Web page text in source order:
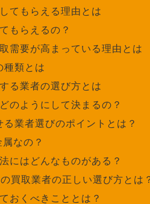
てもらえる理由とは
もらえるの？
需要が高まっている理由とは
種類とは
る業者の選び方とは
のようにして決まるの？
業者選びのポイントとは？
なの？
にはどんなものがある？
買取業者の正しい選び方とは
おくべきこととは？